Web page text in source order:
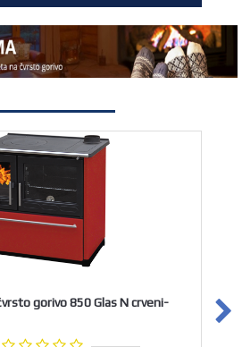
gorivo 850 Glas N crveni-